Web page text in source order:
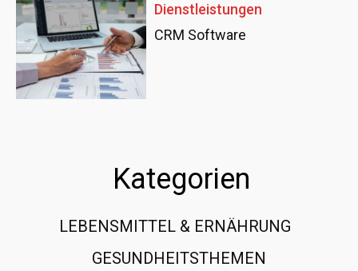
Dienstleistungen
CRM Software
Kategorien
LEBENSMITTEL & ERNÄHRUNG
GESUNDHEITSTHEMEN